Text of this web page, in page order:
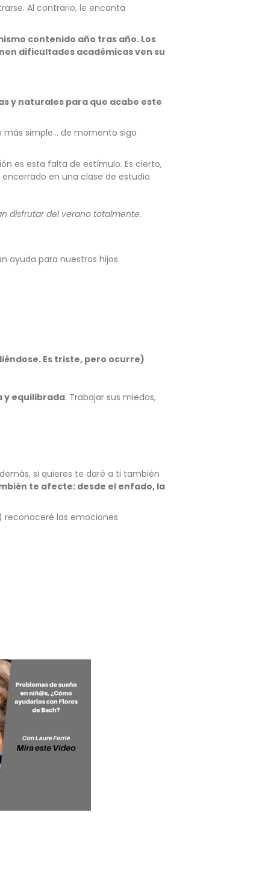
Al contrario, le encanta
contenido año tras año. Los
dificultades académicas ven su
y naturales para que acabe este
más simple… de momento sigo
es esta falta de estímulo. Es cierto,
en una clase de estudio.
disfrutar del verano totalmente.
ayuda para nuestros hijos.
Es triste, pero ocurre)
y equilibrada. Trabajar sus miedos,
si quieres te daré a ti también
te afecte: desde el enfado, la
reconoceré las emociones